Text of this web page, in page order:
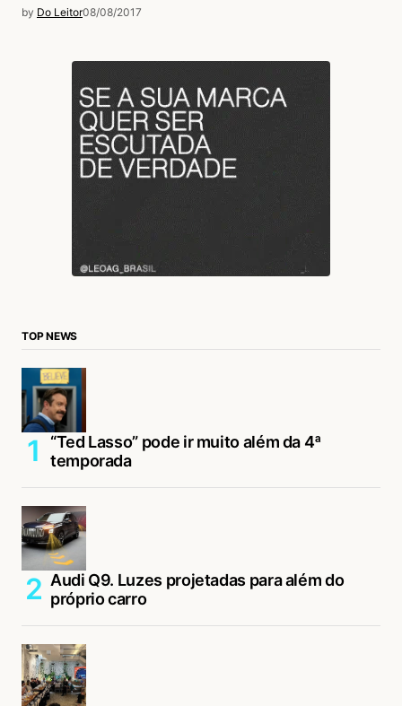
by Do Leitor08/08/2017
TOP NEWS
“Ted Lasso” pode ir muito além da 4ª
temporada
Audi Q9. Luzes projetadas para além do
próprio carro